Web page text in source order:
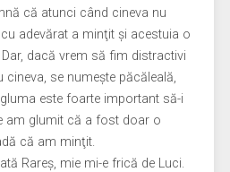
că atunci când cineva nu
adevărat a minţit şi acestuia o
Dar, dacă vrem să fim distractivi
se numeşte păcăleală,
este foarte important să-i
am glumit că a fost doar o
că am minţit.
Rareş, mie mi-e frică de Luci.